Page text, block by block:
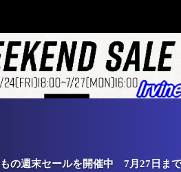
もの週末セールを開催中 7月27日まで